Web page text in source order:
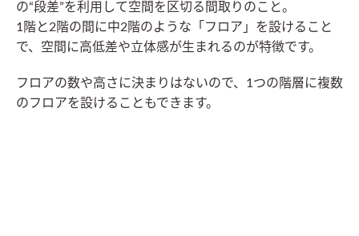
の“段差”を利用して空間を区切る間取りのこと。
1階と2階の間に中2階のような「フロア」を設けること
で、空間に高低差や立体感が生まれるのが特徴です。
フロアの数や高さに決まりはないので、1つの階層に複数
のフロアを設けることもできます。